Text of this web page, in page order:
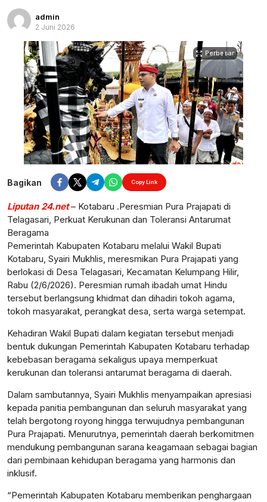
admin
2 Juni 2026
Perbesar
Bagikan Copy Link
Liputan 24.net– Kotabaru .Peresmian Pura Prajapati di
Telagasari, Perkuat Kerukunan dan Toleransi Antarumat
Beragama
Pemerintah Kabupaten Kotabaru melalui Wakil Bupati
Kotabaru, Syairi Mukhlis, meresmikan Pura Prajapati yang
berlokasi di Desa Telagasari, Kecamatan Kelumpang Hilir,
Rabu (2/6/2026). Peresmian rumah ibadah umat Hindu
tersebut berlangsung khidmat dan dihadiri tokoh agama,
tokoh masyarakat, perangkat desa, serta warga setempat.
Kehadiran Wakil Bupati dalam kegiatan tersebut menjadi
bentuk dukungan Pemerintah Kabupaten Kotabaru terhadap
kebebasan beragama sekaligus upaya memperkuat
kerukunan dan toleransi antarumat beragama di daerah.
Dalam sambutannya, Syairi Mukhlis menyampaikan apresiasi
kepada panitia pembangunan dan seluruh masyarakat yang
telah bergotong royong hingga terwujudnya pembangunan
Pura Prajapati. Menurutnya, pemerintah daerah berkomitmen
mendukung pembangunan sarana keagamaan sebagai bagian
dari pembinaan kehidupan beragama yang harmonis dan
inklusif.
“Pemerintah Kabupaten Kotabaru memberikan penghargaan